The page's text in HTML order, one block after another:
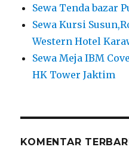
Sewa Tenda bazar
Sewa Kursi
Western Hotel
Sewa Meja IBM
HK Tower Jaktim
KOMENTAR